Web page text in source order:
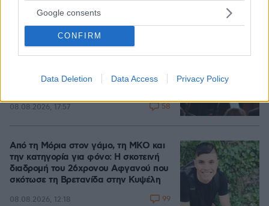
Google consents
CONFIRM
Data Deletion Data Access Privacy Policy
Ανάλυση: Γιατί ο αρχηγός των
αμερικανικών Ενόπλων Δυνάμεων
φόβοι για μια νέα κλιμάκωση και οι
08.08.2026, 17:57 58
Από τη Μόρια στον γάμο, τη ΜΚΟ και
την κατηγορία για φόνο: Η σκοτεινή
διαδρομή του 26χρονου Αφγανού που
σκότωσε τη Βρετανίδα στην Κυψέλη
08.08.2026, 12:18 99